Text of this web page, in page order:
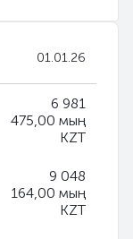
01.01.26
6 981
475,00 мың
KZT
9 048
164,00 мың
KZT